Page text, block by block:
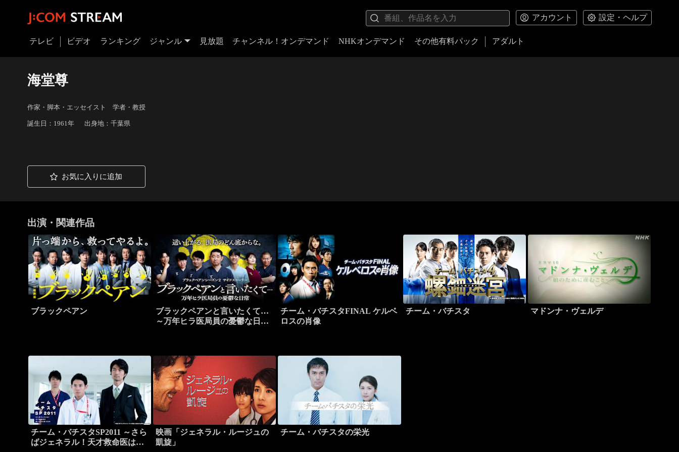
アカウント 設定・ヘルプ
テレビ ビデオ ランキング ジャンル 見放題 チャンネル！オンデマンド NHKオンデマンド その他有料パック アダルト
海堂尊
作家・脚本・エッセイスト 学者・教授
誕生日：1961年 出身地：千葉県
お気に入りに追加
出演・関連作品
ブラックペアン
ブラックペアンと言いたくて…
～万年ヒラ医局員の憂鬱な日常
チーム・バチスタFINAL ケルベ
ロスの肖像
チーム・バチスタ マドンナ・ヴェルデ
チーム・バチスタSP2011 ～さら
ばジェネラル！天才救命医は愛
映画「ジェネラル・ルージュの
凱旋」
チーム・バチスタの栄光